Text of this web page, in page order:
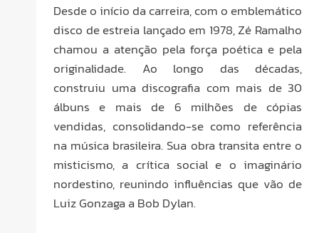
Desde o início da carreira, com o emblemático
disco de estreia lançado em 1978, Zé Ramalho
chamou a atenção pela força poética e pela
originalidade. Ao longo das décadas,
construiu uma discografia com mais de 30
álbuns e mais de 6 milhões de cópias
vendidas, consolidando-se como referência
na música brasileira. Sua obra transita entre o
misticismo, a crítica social e o imaginário
nordestino, reunindo influências que vão de
Luiz Gonzaga a Bob Dylan.